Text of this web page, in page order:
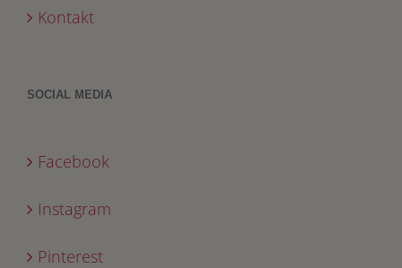
Kontakt
SOCIAL MEDIA
Facebook
Instagram
Pinterest